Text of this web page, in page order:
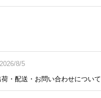
2026/8/5
・配送・お問い合わせについて